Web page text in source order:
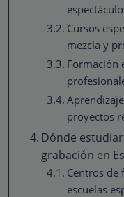
Cursos
mezcla y
Formación
proyectos
Dónde
grabación en
Centros
escuelas